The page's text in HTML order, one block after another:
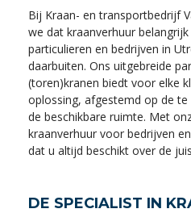
Bij Kraan- en transportbedrijf
we dat kraanverhuur
particulieren en bedrijven in
daarbuiten. Ons uitgebreide
(toren)kranen biedt voor elke
oplossing, afgestemd op de
de beschikbare ruimte. Met
kraanverhuur voor bedrijven
dat u altijd beschikt over de
DE SPECIALIST IN